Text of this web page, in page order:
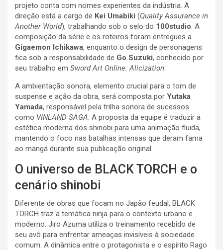
projeto conta com nomes experientes da indústria. A
direção está a cargo de Kei Umabiki (Quality Assurance in
Another World), trabalhando sob o selo do 100studio. A
composição da série e os roteiros foram entregues a
Gigaemon Ichikawa, enquanto o design de personagens
fica sob a responsabilidade de Go Suzuki, conhecido por
seu trabalho em Sword Art Online: Alicization.
A ambientação sonora, elemento crucial para o tom de
suspense e ação da obra, será composta por Yutaka
Yamada, responsável pela trilha sonora de sucessos
como VINLAND SAGA. A proposta da equipe é traduzir a
estética moderna dos shinobi para uma animação fluida,
mantendo o foco nas batalhas intensas que deram fama
ao mangá durante sua publicação original.
O universo de BLACK TORCH e o
cenário shinobi
Diferente de obras que focam no Japão feudal, BLACK
TORCH traz a temática ninja para o contexto urbano e
moderno. Jiro Azuma utiliza o treinamento recebido de
seu avô para enfrentar ameaças invisíveis à sociedade
comum. A dinâmica entre o protagonista e o espírito Rago